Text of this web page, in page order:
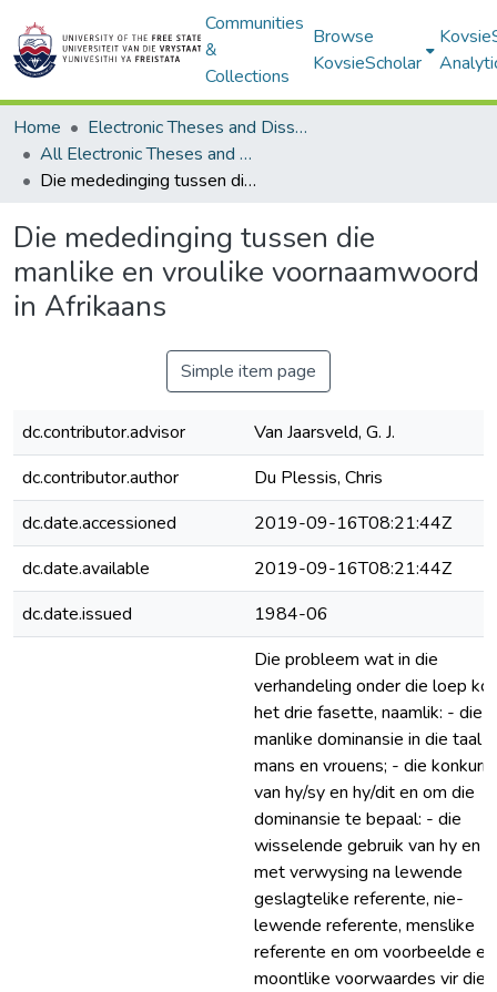
Communities
&
Collections
Browse
KovsieScholar
Home
Electronic Theses and Dissertations
All Electronic Theses and Dissertations
Die mededinging tussen die manlike en vroulike voornaamwoord in Afrikaans
Die mededinging tussen die
manlike en vroulike voornaamwoord
in Afrikaans
Simple item page
dc.contributor.advisor
Van Jaarsveld, G. J.
dc.contributor.author
Du Plessis, Chris
dc.date.accessioned
2019-09-16T08:21:44Z
dc.date.available
2019-09-16T08:21:44Z
dc.date.issued
1984-06
Die probleem wat in die
verhandeling onder die loep
het drie fasette, naamlik: - die
manlike dominansie in die taal
mans en vrouens; - die
van hy/sy en hy/dit en om die
dominansie te bepaal: - die
wisselende gebruik van hy en
met verwysing na lewende
geslagtelike referente, nie-
lewende referente, menslike
referente en om voorbeelde en
moontlike voorwaardes vir die